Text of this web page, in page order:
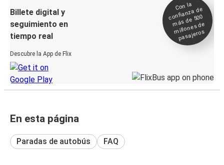
Billete digital y
seguimiento en
tiempo real
Descubre la App de Flix
Con la
confianza de
más de 500
millones de
pasajeros
En esta página
Paradas de autobús FAQ